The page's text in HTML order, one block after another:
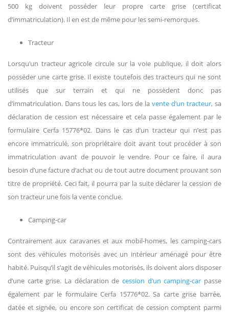
500 kg doivent posséder leur propre carte grise (certificat
d’immatriculation). Il en est de même pour les semi-remorques.
Tracteur
Lorsqu’un tracteur agricole circule sur la voie publique, il doit alors
posséder une carte grise. Il existe toutefois des tracteurs qui ne sont
utilisés que sur terrain et qui ne possèdent donc pas
d’immatriculation. Dans tous les cas, lors de la vente d’un tracteur, sa
déclaration de cession est nécessaire et cela passe également par le
formulaire Cerfa 15776*02. Dans le cas d’un tracteur qui n’est pas
encore immatriculé, son propriétaire doit avant tout procéder à son
immatriculation avant de pouvoir le vendre. Pour ce faire, il aura
besoin d’une facture d’achat ou de tout autre document prouvant son
titre de propriété. Ceci fait, il pourra par la suite déclarer la cession de
son tracteur une fois la vente conclue.
Camping-car
Contrairement aux caravanes et aux mobil-homes, les camping-cars
sont des véhicules motorisés avec un intérieur aménagé pour être
habité. Puisqu’il s’agit de véhicules motorisés, ils doivent alors disposer
d’une carte grise. La déclaration de cession d’un camping-car passe
également par le formulaire Cerfa 15776*02. Sa carte grise barrée,
datée et signée, ou encore son certificat de cession comptent parmi